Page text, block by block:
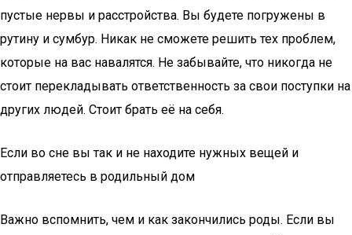
пустые нервы и расстройства. Вы будете погружены в
рутину и сумбур. Никак не сможете решить тех проблем,
которые на вас навалятся. Не забывайте, что никогда не
стоит перекладывать ответственность за свои поступки на
других людей. Стоит брать её на себя.
Если во сне вы так и не находите нужных вещей и
отправляетесь в родильный дом
Важно вспомнить, чем и как закончились роды. Если вы